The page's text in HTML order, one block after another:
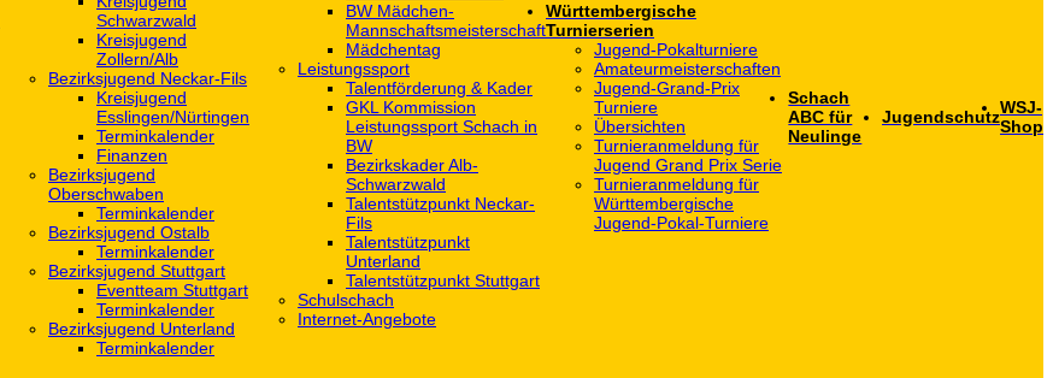
Schwarzwald
Kreisjugend
Zollern/Alb
Bezirksjugend Neckar-Fils
Kreisjugend
‎Esslingen/Nürtingen
Terminkalender
Finanzen
Bezirksjugend
Oberschwaben
Terminkalender
Bezirksjugend Ostalb
Terminkalender
Bezirksjugend Stuttgart
‎Eventteam Stuttgart
Terminkalender
Bezirksjugend Unterland
Terminkalender
BW Mädchen-
Mannschaftsmeisterschaft
Mädchentag
Leistungssport
Talentförderung & Kader
GKL Kommission
Leistungssport Schach in
BW
Bezirkskader Alb-
Schwarzwald
Talentstützpunkt Neckar-
Fils
Talentstützpunkt
Unterland
Talentstützpunkt Stuttgart
Schulschach
Internet-Angebote
Württembergische
Turnierserien
Jugend-Pokalturniere
Amateurmeisterschaften
Jugend-Grand-Prix
Turniere
Übersichten
Turnieranmeldung für
Jugend Grand Prix Serie
Turnieranmeldung für
Württembergische
Jugend-Pokal-Turniere
Schach
ABC für
Neulinge
JugendschutzWSJ-
Shop